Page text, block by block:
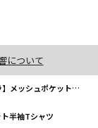
について
ッシュポケット半袖Tシャツ
ト半袖Tシャツ